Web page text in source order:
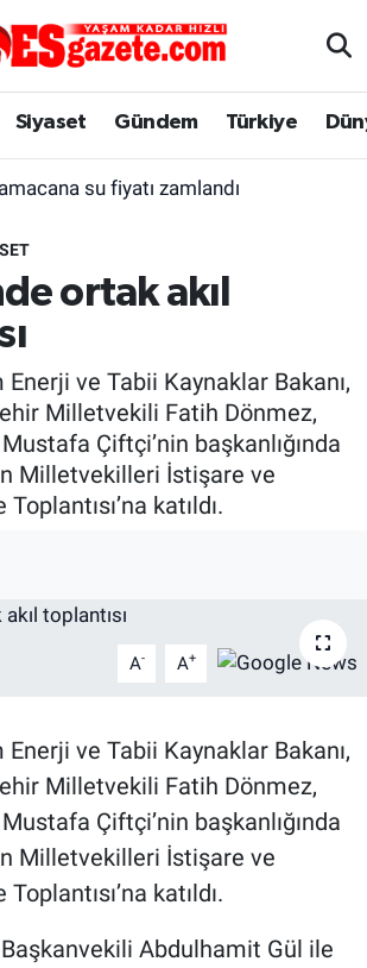
Siyaset Gündem Türkiye
su fiyatı zamlandı
ortak akıl
ve Tabii Kaynaklar Bakanı,
Milletvekili Fatih Dönmez,
Çiftçi’nin başkanlığında
Milletvekilleri İstişare ve
katıldı.
A- A+
ve Tabii Kaynaklar Bakanı,
Milletvekili Fatih Dönmez,
Çiftçi’nin başkanlığında
Milletvekilleri İstişare ve
katıldı.
Abdulhamit Gül ile
dünyası
Arşivi
Eczaneler
Durumu ve Fikstür
Haberleri